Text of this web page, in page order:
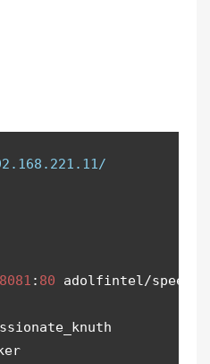
8081 : 80 adolfintel/